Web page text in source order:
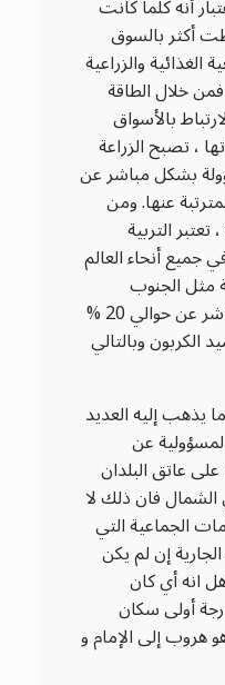
أكثر بالسوق
الغذائية والزراعية
خلال الطاقة
بالأسواق
، تصبح الزراعة
بشكل مباشر عن
عنها. ومن
التربية
جميع أنحاء العالم
مثل الجنوب
التونسي ، مسؤولة بشكل مباشر عن حوالي 20 %
الكربون وبالتالي
إليه العديد
عن
عاتق البلدان
الشمال فان ذلك لا
الجماعية التي
إن لم يكن
انه أي كان
أولى سكان
هروب إلى الإمام و